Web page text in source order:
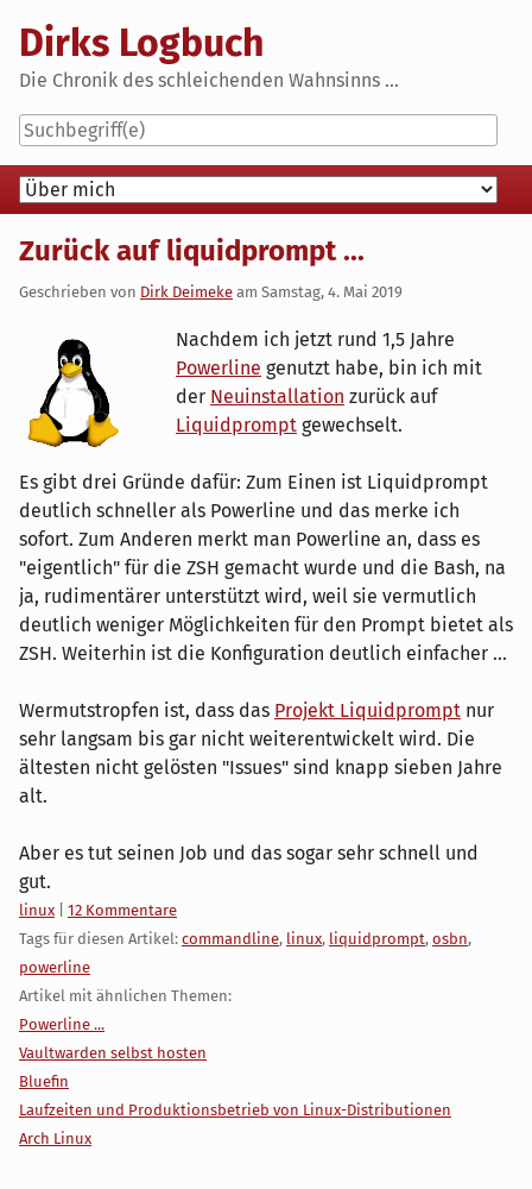
content
Dirks Logbuch
Die Chronik des schleichenden Wahnsinns ...
Navigation
Zurück auf liquidprompt ...
Geschrieben von Dirk Deimeke am Samstag, 4. Mai 2019
Nachdem ich jetzt rund 1,5 Jahre
Powerline genutzt habe, bin ich mit
der Neuinstallation zurück auf
Liquidprompt gewechselt.
Es gibt drei Gründe dafür: Zum Einen ist Liquidprompt
deutlich schneller als Powerline und das merke ich
sofort. Zum Anderen merkt man Powerline an, dass es
"eigentlich" für die ZSH gemacht wurde und die Bash, na
ja, rudimentärer unterstützt wird, weil sie vermutlich
deutlich weniger Möglichkeiten für den Prompt bietet als
ZSH. Weiterhin ist die Konfiguration deutlich einfacher ...
Wermutstropfen ist, dass das Projekt Liquidprompt nur
sehr langsam bis gar nicht weiterentwickelt wird. Die
ältesten nicht gelösten "Issues" sind knapp sieben Jahre
alt.
Aber es tut seinen Job und das sogar sehr schnell und
gut.
Kategorien:
linux
12 Kommentare
Tags für diesen Artikel: commandline, linux, liquidprompt, osbn,
powerline
Artikel mit ähnlichen Themen:
Powerline ...
Vaultwarden selbst hosten
Bluefin
Laufzeiten und Produktionsbetrieb von Linux-Distributionen
Arch Linux